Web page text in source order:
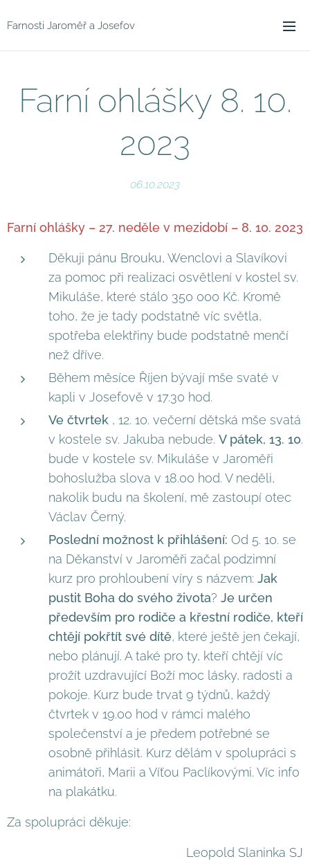
Farnosti Jaroměř a Josefov
Farní ohlášky 8. 10.
2023
06.10.2023
Farní ohlášky – 27. neděle v mezidobí – 8. 10. 2023
Děkuji pánu Brouku, Wenclovi a Slavíkovi
za pomoc při realizaci osvětlení v kostel sv.
Mikuláše, které stálo 350 000 Kč. Kromě
toho, že je tady podstatně víc světla,
spotřeba elektřiny bude podstatně menčí
než dříve.
Během měsíce Říjen bývají mše svaté v
kapli v Josefově v 17.30 hod.
Ve čtvrtek , 12. 10. večerní dětská mše svatá
v kostele sv. Jakuba nebude. V pátek, 13. 10.
bude v kostele sv. Mikuláše v Jaroměři
bohoslužba slova v 18.00 hod. V neděli,
nakolik budu na školení, mě zastoupí otec
Václav Černý.
Poslední možnost k přihlášení: Od 5. 10. se
na Děkanství v Jaroměři začal podzimní
kurz pro prohloubení víry s názvem: Jak
pustit Boha do svého života? Je určen
především pro rodiče a křestní rodiče, kteří
chtějí pokřtít své dítě, které ještě jen čekají,
nebo plánují. A také pro ty, kteří chtějí víc
prožít uzdravující Boží moc lásky, radosti a
pokoje. Kurz bude trvat 9 týdnů, každý
čtvrtek v 19.00 hod v rámci malého
společenství a je předem potřebné se
osobně přihlásit. Kurz dělám v spolupráci s
animátoři, Marii a Víťou Paclíkovými. Víc info
na plakátku.
Za spolupráci děkuje:
Leopold Slaninka SJ